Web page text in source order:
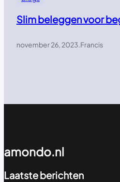
Slim beleggen voor
november 26, 2023.Francis
amondo.nl
Laatste berichten